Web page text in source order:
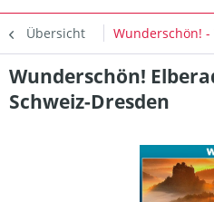
Übersicht Wunderschön! -
Wunderschön!
Schweiz-Dresden